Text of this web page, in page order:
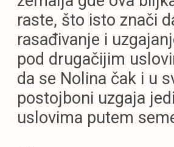
raste, što isto znači
rasađivanje i
pod drugačijim
da se Nolina čak i u
postojboni uzgaja
uslovima putem